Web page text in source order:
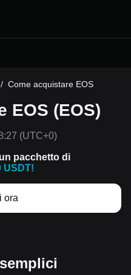
/ Come acquistare EOS
EOS (EOS)
(UTC+0)
pacchetto di
USDT!
ora